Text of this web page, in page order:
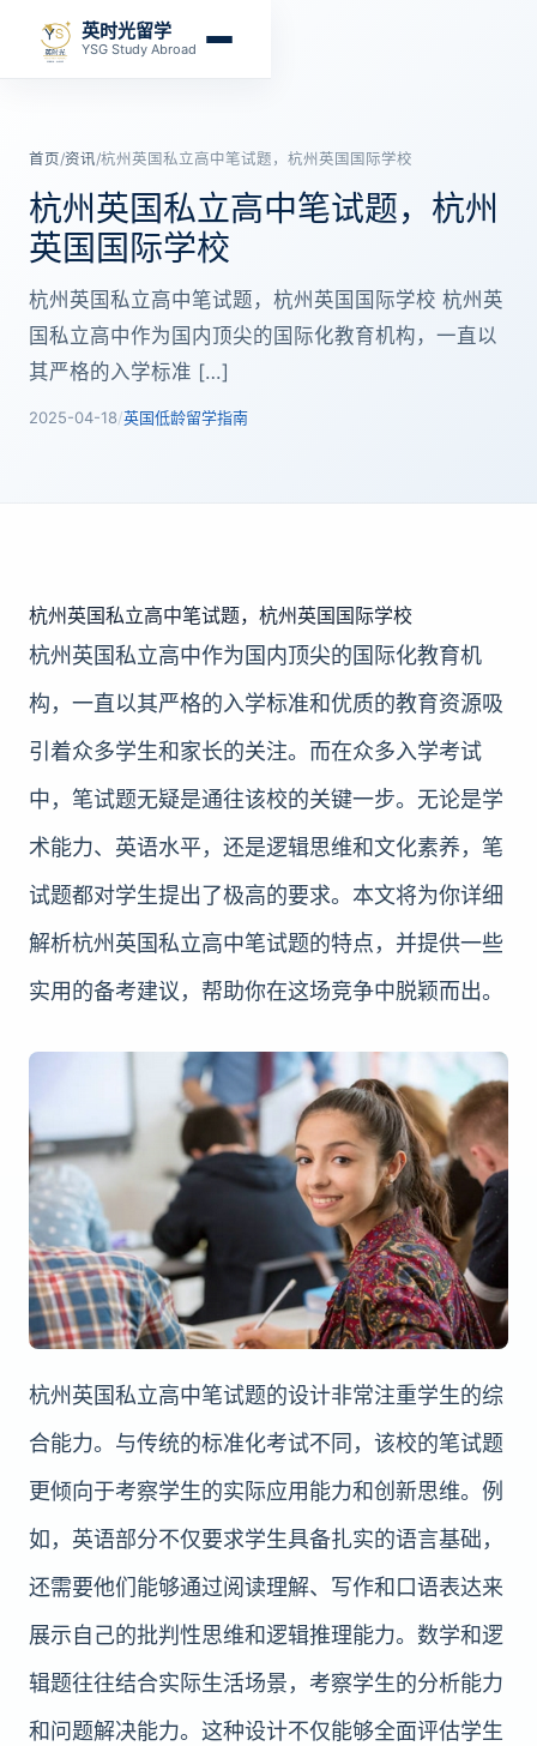
英时光留学
YSG Study Abroad
首页/资讯/杭州英国私立高中笔试题，杭州英国国际学校
杭州英国私立高中笔试题，杭州
英国国际学校
杭州英国私立高中笔试题，杭州英国国际学校 杭州英
国私立高中作为国内顶尖的国际化教育机构，一直以
其严格的入学标准 […]
2025-04-18/英国低龄留学指南
杭州英国私立高中笔试题，杭州英国国际学校
杭州英国私立高中作为国内顶尖的国际化教育机
构，一直以其严格的入学标准和优质的教育资源吸
引着众多学生和家长的关注。而在众多入学考试
中，笔试题无疑是通往该校的关键一步。无论是学
术能力、英语水平，还是逻辑思维和文化素养，笔
试题都对学生提出了极高的要求。本文将为你详细
解析杭州英国私立高中笔试题的特点，并提供一些
实用的备考建议，帮助你在这场竞争中脱颖而出。
杭州英国私立高中笔试题的设计非常注重学生的综
合能力。与传统的标准化考试不同，该校的笔试题
更倾向于考察学生的实际应用能力和创新思维。例
如，英语部分不仅要求学生具备扎实的语言基础，
还需要他们能够通过阅读理解、写作和口语表达来
展示自己的批判性思维和逻辑推理能力。数学和逻
辑题往往结合实际生活场景，考察学生的分析能力
和问题解决能力。这种设计不仅能够全面评估学生